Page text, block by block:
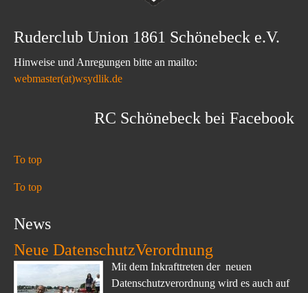
Ruderclub Union 1861 Schönebeck e.V.
Hinweise und Anregungen bitte an mailto:
webmaster(at)wsydlik.de
RC Schönebeck bei Facebook
To top
To top
News
Neue DatenschutzVerordnung
Mit dem Inkrafttreten der neuen
Datenschutzverordnung wird es auch auf